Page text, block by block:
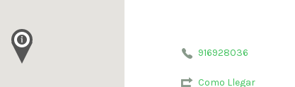
916928036
Como Llegar